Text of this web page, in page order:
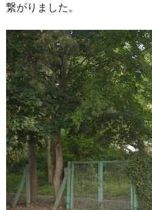
繋がりました。